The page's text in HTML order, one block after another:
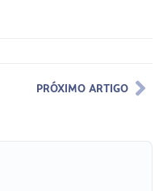
PRÓXIMO ARTIGO